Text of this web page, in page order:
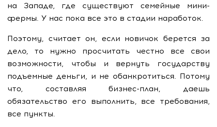
на Западе, где существуют семейные мини-
фермы. У нас пока все это в стадии наработок.
Поэтому, считает он, если новичок берется за
дело, то нужно просчитать честно все свои
возможности, чтобы и вернуть государству
подъемные деньги, и не обанкротиться. Потому
что, составляя бизнес-план, даешь
обязательство его выполнить, все требования,
все пункты.